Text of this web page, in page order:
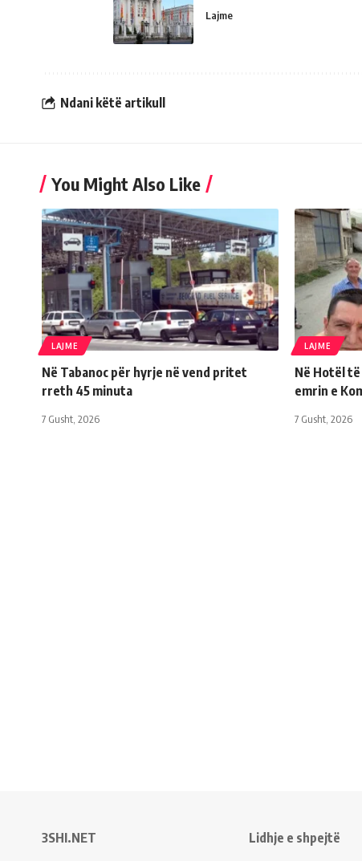
Lajme
Ndani këtë artikull
You Might Also Like
LAJME
Në Tabanoc për hyrje në vend pritet
rreth 45 minuta
7 Gusht, 2026
LAJME
Në Hotël
emrin e
7 Gusht, 2026
3SHI.NET Lidhje e shpejtë